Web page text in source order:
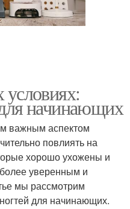
начинающих
важным аспектом
повлиять на
хорошо ухожены и
уверенным и
мы рассмотрим
для начинающих.